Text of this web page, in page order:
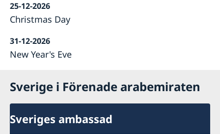
25-12-2026
Christmas Day
31-12-2026
New Year's Eve
Sverige i Förenade arabemiraten
Sveriges ambassad